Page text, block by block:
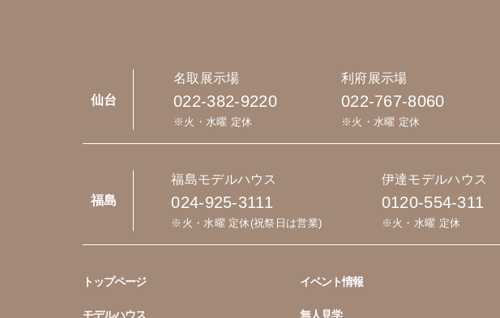
仙台
名取展示場
022-382-9220
※火・水曜 定休
利府展示場
022-767-8060
※火・水曜 定休
福島
福島モデルハウス
024-925-3111
※火・水曜 定休(祝祭日は営業)
伊達モデルハウス
0120-554-311
※火・水曜 定休
トップページ
モデルハウス
イベント情報
無人見学